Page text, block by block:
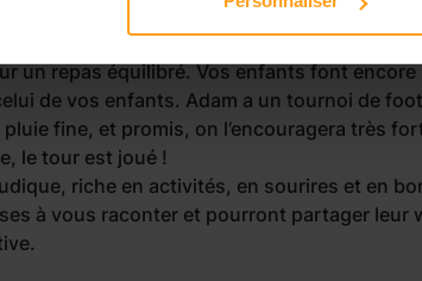
des activités pour chacun (on
alors rendez-vous au parc pour jouer au
un repas équilibré. Vos enfants font encore
de vos enfants. Adam a un tournoi de
fine, et promis, on l’encouragera très
le tour est joué !
riche en activités, en sourires et en
à vous raconter et pourront partager leur